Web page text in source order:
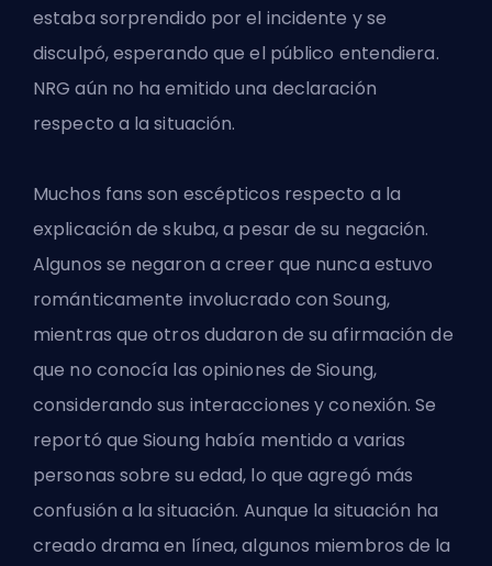
estaba sorprendido por el incidente y se
disculpó, esperando que el público entendiera.
NRG aún no ha emitido una declaración
respecto a la situación.
Muchos fans son escépticos respecto a la
explicación de skuba, a pesar de su negación.
Algunos se negaron a creer que nunca estuvo
románticamente involucrado con Soung,
mientras que otros dudaron de su afirmación de
que no conocía las opiniones de Sioung,
considerando sus interacciones y conexión. Se
reportó que Sioung había mentido a varias
personas sobre su edad, lo que agregó más
confusión a la situación. Aunque la situación ha
creado drama en línea, algunos miembros de la